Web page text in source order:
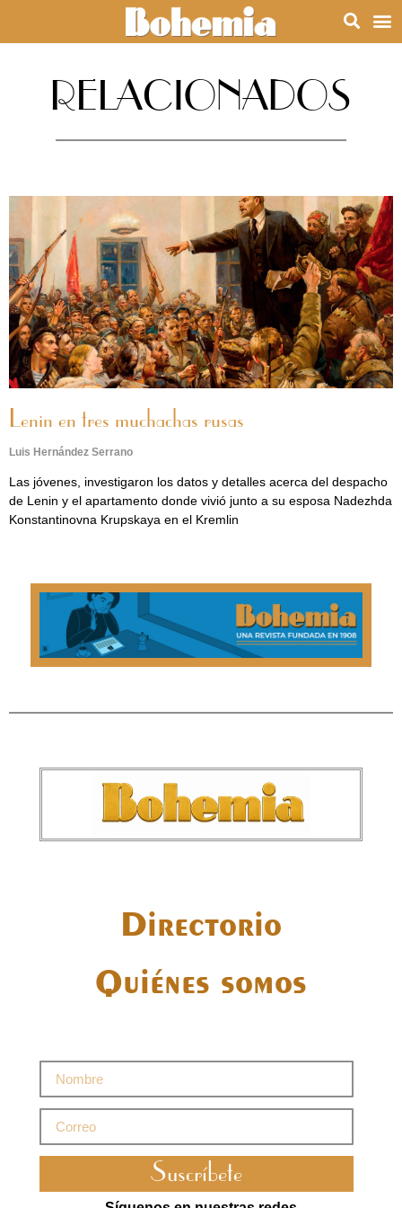
RELACIONADOS
Lenin en tres muchachas rusas
Luis Hernández Serrano
Las jóvenes, investigaron los datos y detalles acerca del despacho
de Lenin y el apartamento donde vivió junto a su esposa Nadezhda
Konstantinovna Krupskaya en el Kremlin
Directorio
Quiénes somos
Suscríbete